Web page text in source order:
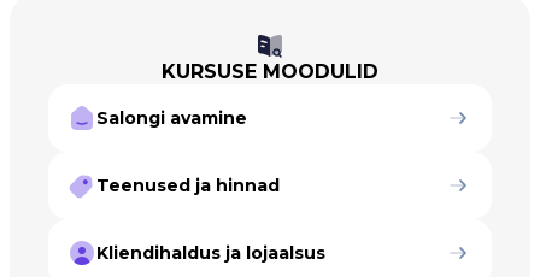
KURSUSE MOODULID
Salongi avamine
Teenused ja hinnad
Kliendihaldus ja lojaalsus